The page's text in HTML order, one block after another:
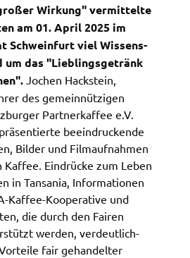
Wirkung" vermit­tel­te
am 01. April 2025 im
Schwein­furt viel Wissens­
um das "Lieb­lings­ge­tränk
Jochen Hack­stein,
des gemein­nüt­zi­gen
Part­ner­kaf­fee e.V.
beein­dru­cken­de
Bilder und Film­auf­nah­men
Kaffee. Eindrü­cke zum Leben
in Tansa­nia, Infor­ma­tio­nen
Kaffee-Koope­ra­ti­ve und
die durch den Fairen
werden, verdeut­lich­
fair gehan­del­ter
um vorübergehende Daten des